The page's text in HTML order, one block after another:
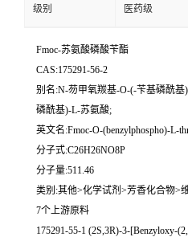
级别 医药级
Fmoc-苏氨酸磷酸苄酯
CAS:175291-56-2
别名:N-芴甲氧羰基-O-(-苄基磷酰
磷酰基)-L-苏氨酸;
英文名:Fmoc-O-(benzylphospho)-L-
分子式:C26H26NO8P
分子量:511.46
类别:其他>化学试剂>芳香化合物>
7个上游原料
175291-55-1 (2S,3R)-3-[Benzyloxy-